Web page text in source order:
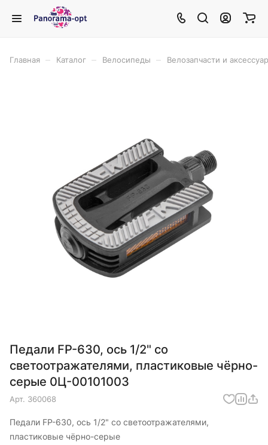
Главная Каталог Велосипеды Велозапчасти и
Педали FP-630, ось 1/2" со
светоотражателями, пластиковые чёрно-
серые 0Ц-00101003
Арт. 360068
Педали FP-630, ось 1/2" со светоотражателями,
пластиковые чёрно-серые